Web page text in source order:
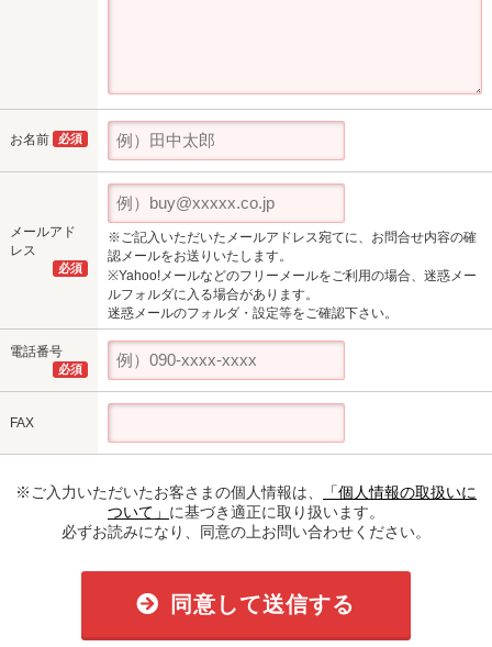
お名前 必須
メールアド
レス
必須
※ご記入いただいたメールアドレス宛てに、お問合せ内容の確
認メールをお送りいたします。
※Yahoo!メールなどのフリーメールをご利用の場合、迷惑メー
ルフォルダに入る場合があります。
迷惑メールのフォルダ・設定等をご確認下さい。
電話番号
必須
FAX
※ご入力いただいたお客さまの個人情報は、
「個人情報の取扱いに
ついて」 に基づき適正に取り扱います。
必ずお読みになり、同意の上お問い合わせください。
同意して送信する